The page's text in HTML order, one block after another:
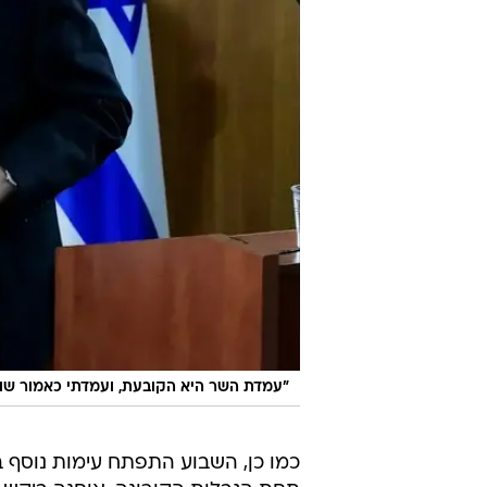
"עמדת השר היא הקובעת, ועמדתי כאמור
כמו כן, השבוע התפתח עימות נוסף